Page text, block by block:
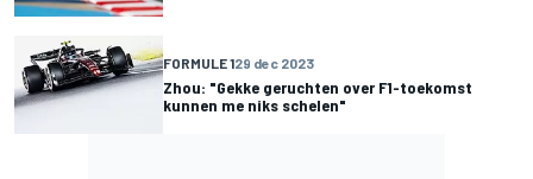
FORMULE 129 dec 2023
Zhou: "Gekke geruchten over F1-toekomst
kunnen me niks schelen"